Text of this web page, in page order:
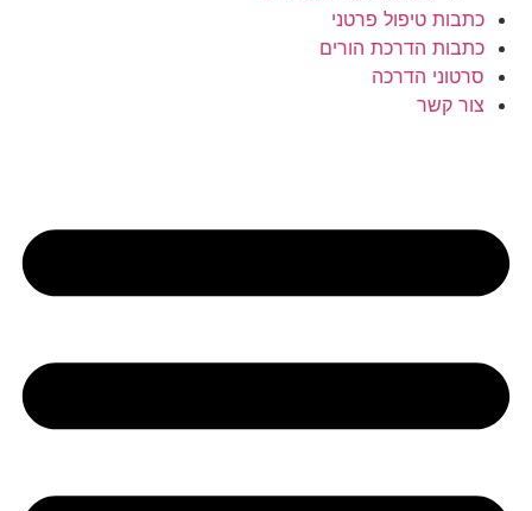
כתבות טיפול פרטני
כתבות הדרכת הורים
סרטוני הדרכה
צור קשר